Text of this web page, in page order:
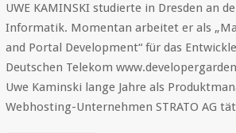
UWE KAMINSKI studierte in Dresden an
Informatik. Momentan arbeitet er als
and Portal Development“ für das
Deutschen Telekom
Uwe Kaminski lange Jahre als
Webhosting-Unternehmen STRATO AG